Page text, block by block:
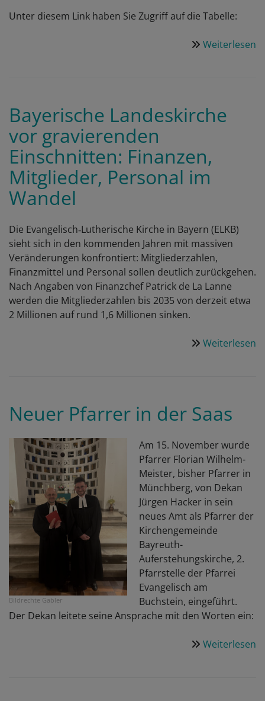
Unter diesem Link haben Sie Zugriff auf die Tabelle:
Weiterlesen
Bayerische Landeskirche
vor gravierenden
Einschnitten: Finanzen,
Mitglieder, Personal im
Wandel
Die Evangelisch‑Lutherische Kirche in Bayern (ELKB)
sieht sich in den kommenden Jahren mit massiven
Veränderungen konfrontiert: Mitgliederzahlen,
Finanzmittel und Personal sollen deutlich zurückgehen.
Nach Angaben von Finanzchef Patrick de La Lanne
werden die Mitgliederzahlen bis 2035 von derzeit etwa
2 Millionen auf rund 1,6 Millionen sinken.
Weiterlesen
Neuer Pfarrer in der Saas
Bildrechte Gabler
Am 15. November wurde
Pfarrer Florian Wilhelm-
Meister, bisher Pfarrer in
Münchberg, von Dekan
Jürgen Hacker in sein
neues Amt als Pfarrer der
Kirchengemeinde
Bayreuth-
Auferstehungskirche, 2.
Pfarrstelle der Pfarrei
Evangelisch am
Buchstein, eingeführt.
Der Dekan leitete seine Ansprache mit den Worten ein:
Weiterlesen